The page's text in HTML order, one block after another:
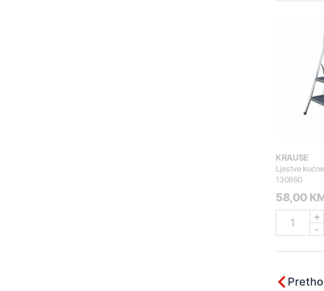
KRAUSE
Ljestve
130860
58,00
1
+
-